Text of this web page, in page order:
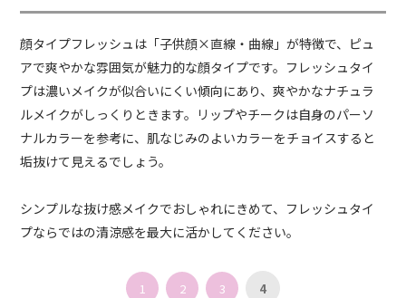
顔タイプフレッシュは「子供顔×直線・曲線」が特徴で、ピュ
アで爽やかな雰囲気が魅力的な顔タイプです。フレッシュタイ
プは濃いメイクが似合いにくい傾向にあり、爽やかなナチュラ
ルメイクがしっくりときます。リップやチークは自身のパーソ
ナルカラーを参考に、肌なじみのよいカラーをチョイスすると
垢抜けて見えるでしょう。
シンプルな抜け感メイクでおしゃれにきめて、フレッシュタイ
プならではの清涼感を最大に活かしてください。
1 2 3 4